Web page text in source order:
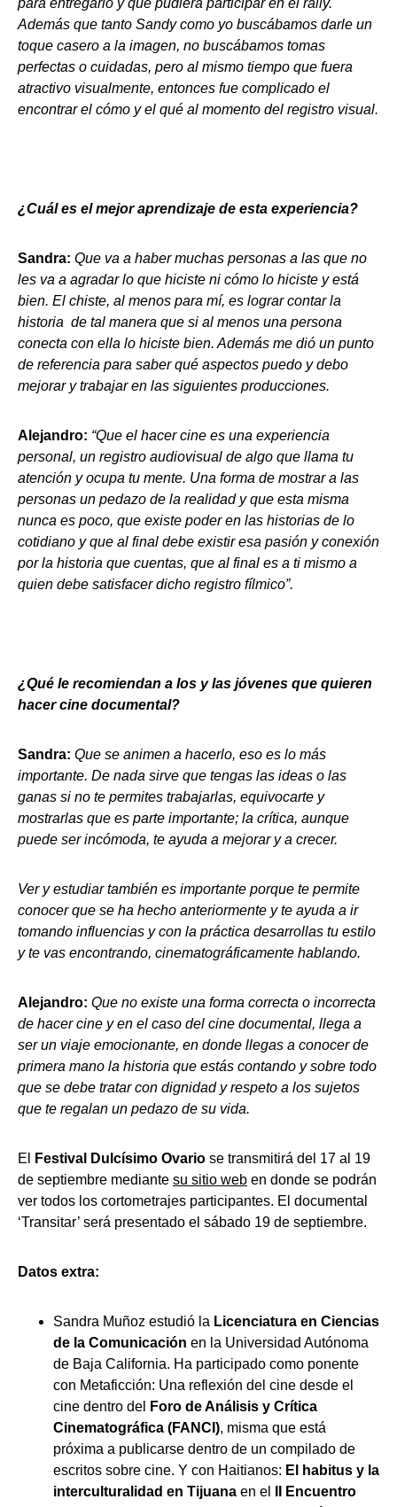
Además que tanto Sandy como yo buscábamos darle un
toque casero a la imagen, no buscábamos tomas
perfectas o cuidadas, pero al mismo tiempo que fuera
atractivo visualmente, entonces fue complicado el
encontrar el cómo y el qué al momento del registro visual.
¿Cuál es el mejor aprendizaje de esta experiencia?
Sandra: Que va a haber muchas personas a las que no
les va a agradar lo que hiciste ni cómo lo hiciste y está
bien. El chiste, al menos para mí, es lograr contar la
historia de tal manera que si al menos una persona
conecta con ella lo hiciste bien. Además me dió un punto
de referencia para saber qué aspectos puedo y debo
mejorar y trabajar en las siguientes producciones.
Alejandro: “Que el hacer cine es una experiencia
personal, un registro audiovisual de algo que llama tu
atención y ocupa tu mente. Una forma de mostrar a las
personas un pedazo de la realidad y que esta misma
nunca es poco, que existe poder en las historias de lo
cotidiano y que al final debe existir esa pasión y conexión
por la historia que cuentas, que al final es a ti mismo a
quien debe satisfacer dicho registro fílmico”.
¿Qué le recomiendan a los y las jóvenes que quieren
hacer cine documental?
Sandra: Que se animen a hacerlo, eso es lo más
importante. De nada sirve que tengas las ideas o las
ganas si no te permites trabajarlas, equivocarte y
mostrarlas que es parte importante; la crítica, aunque
puede ser incómoda, te ayuda a mejorar y a crecer.
Ver y estudiar también es importante porque te permite
conocer que se ha hecho anteriormente y te ayuda a ir
tomando influencias y con la práctica desarrollas tu estilo
y te vas encontrando, cinematográficamente hablando.
Alejandro: Que no existe una forma correcta o incorrecta
de hacer cine y en el caso del cine documental, llega a
ser un viaje emocionante, en donde llegas a conocer de
primera mano la historia que estás contando y sobre todo
que se debe tratar con dignidad y respeto a los sujetos
que te regalan un pedazo de su vida.
El Festival Dulcísimo Ovario se transmitirá del 17 al 19
de septiembre mediante su sitio web en donde se podrán
ver todos los cortometrajes participantes. El documental
‘Transitar’ será presentado el sábado 19 de septiembre.
Datos extra:
Sandra Muñoz estudió la Licenciatura en Ciencias
de la Comunicación en la Universidad Autónoma
de Baja California. Ha participado como ponente
con Metaficción: Una reflexión del cine desde el
cine dentro del
Foro de Análisis y Crítica
Cinematográfica (FANCI), misma que está
próxima a publicarse dentro de un compilado de
escritos sobre cine. Y con Haitianos: El habitus y la
interculturalidad en Tijuana en el
II Encuentro